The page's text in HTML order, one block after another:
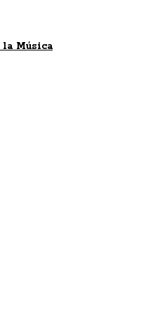
Música